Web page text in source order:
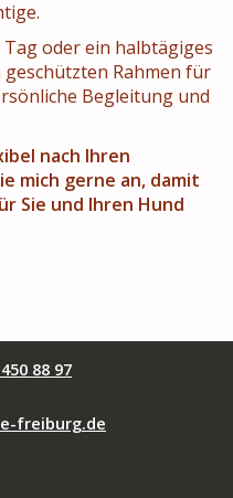
oder ein halbtägiges
Rahmen für
Begleitung und
nach Ihren
mich gerne an, damit
Sie und Ihren Hund
88 97
freiburg.de